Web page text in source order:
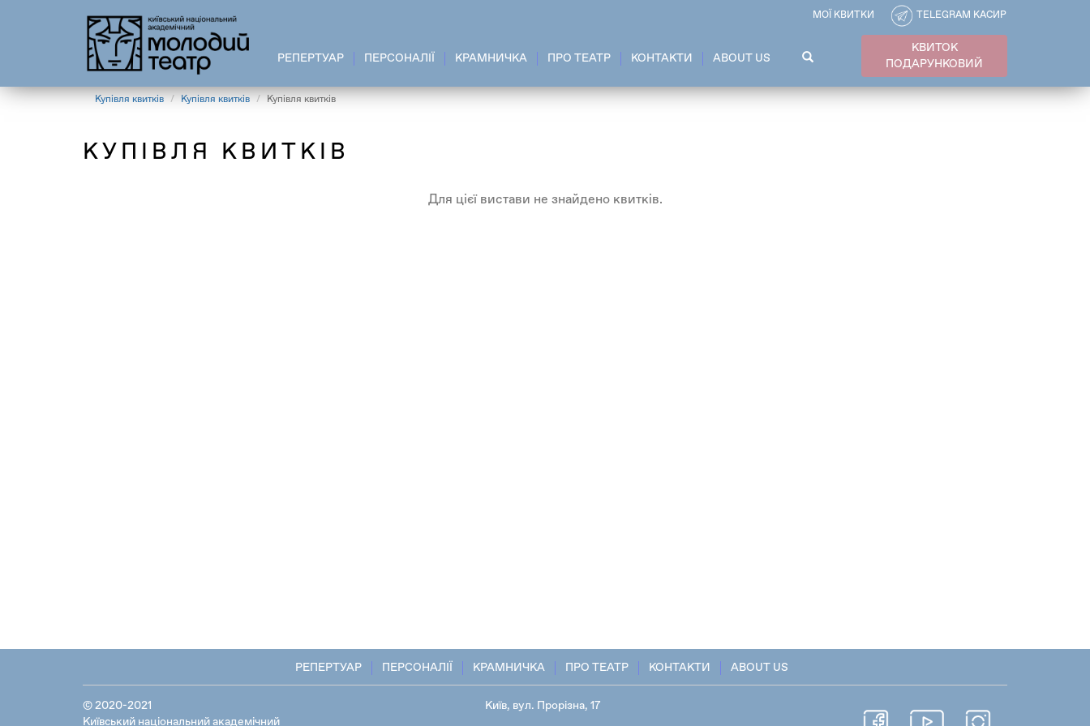
РЕПЕРТУАР ПЕРСОНАЛІЇ КРАМНИЧКА ПРО ТЕАТР КОНТАКТИ ABOUT US
ПОШУКОВА
ФОРМА
КВИТОК
ПОДАРУНКОВИЙ
МОЇ КВИТКИ TELEGRAM КАСИР
Купівля квитків Купівля квитків Купівля квитків
КУПІВЛЯ КВИТКІВ
Для цієї вистави не знайдено квитків.
РЕПЕРТУАР ПЕРСОНАЛІЇ КРАМНИЧКА ПРО ТЕАТР КОНТАКТИ ABOUT US
© 2020-2021
Київський національний академічний
Київ, вул. Прорізна, 17